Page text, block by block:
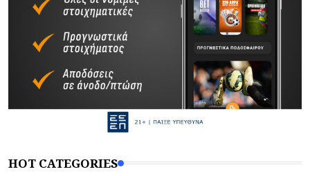
HOT CATEGORIES